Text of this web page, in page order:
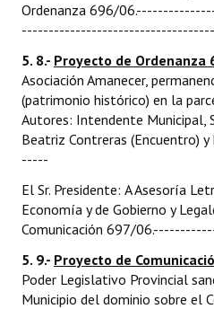
Ordenanza 696/
5. 8.- Proyecto de Ordenanza
Asociación Amanecer,
(patrimonio histórico) en la
Autores: Intendente Municipal,
Beatriz Contreras (Encuentro)
-----
El Sr. Presidente: A Asesoría
Economía y de Gobierno y
Comunicación 697/
5. 9.- Proyecto de
Poder Legislativo Provincial
Municipio del dominio sobre el